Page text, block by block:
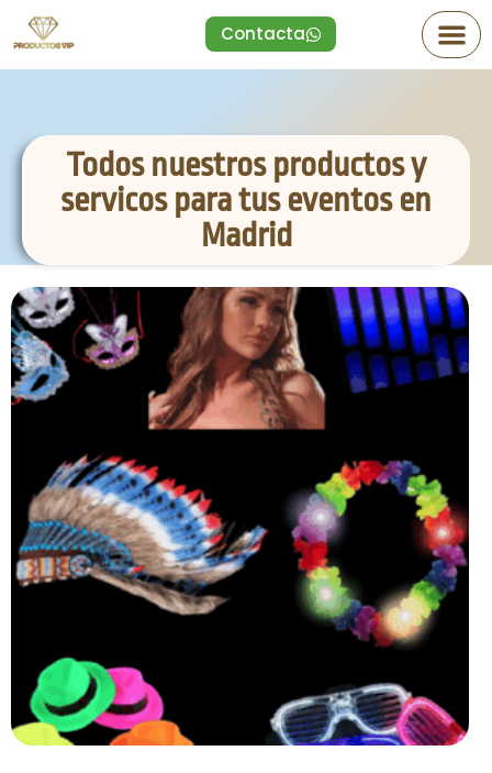
Contacta
Todos nuestros productos y
servicos para tus eventos en
Madrid